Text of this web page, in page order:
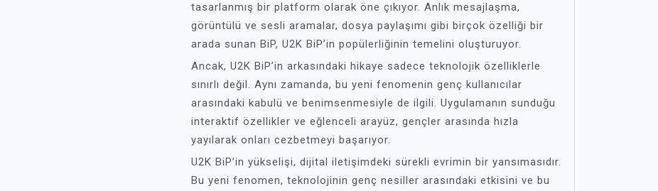
tasarlanmış bir platform olarak öne çıkıyor. Anlık mesajlaşma,
görüntülü ve sesli aramalar, dosya paylaşımı gibi birçok özelliği bir
arada sunan BiP, U2K BiP’in popülerliğinin temelini oluşturuyor.
Ancak, U2K BiP’in arkasındaki hikaye sadece teknolojik özelliklerle
sınırlı değil. Aynı zamanda, bu yeni fenomenin genç kullanıcılar
arasındaki kabulü ve benimsenmesiyle de ilgili. Uygulamanın sunduğu
interaktif özellikler ve eğlenceli arayüz, gençler arasında hızla
yayılarak onları cezbetmeyi başarıyor.
U2K BiP’in yükselişi, dijital iletişimdeki sürekli evrimin bir yansımasıdır.
Bu yeni fenomen, teknolojinin genç nesiller arasındaki etkisini ve bu